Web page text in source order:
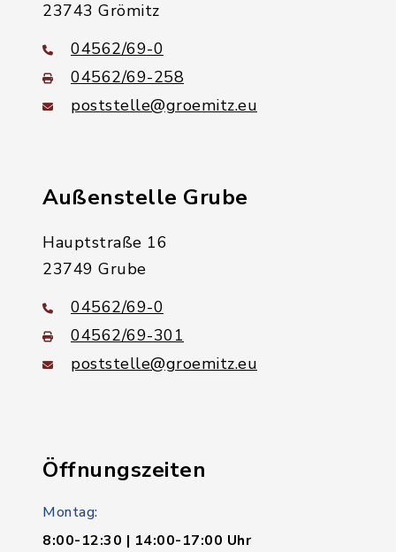
23743 Grömitz
04562/69-0
04562/69-258
poststelle@groemitz.eu
Außenstelle Grube
Hauptstraße 16
23749 Grube
04562/69-0
04562/69-301
poststelle@groemitz.eu
Öffnungszeiten
Montag:
8:00-12:30 | 14:00-17:00 Uhr